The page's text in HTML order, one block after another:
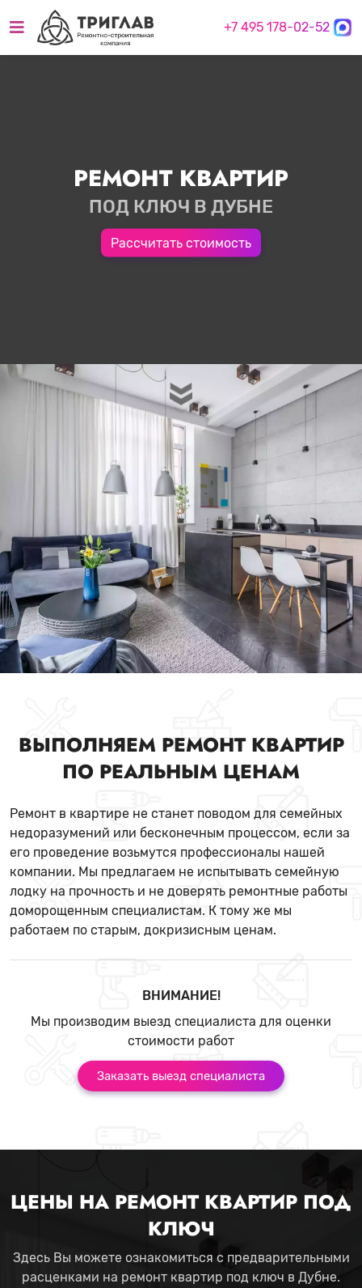
+7 495 178-02-52
РЕМОНТ КВАРТИР
ПОД КЛЮЧ В ДУБНЕ
Рассчитать стоимость
ВЫПОЛНЯЕМ РЕМОНТ КВАРТИР
ПО РЕАЛЬНЫМ ЦЕНАМ
Ремонт в квартире не станет поводом для семейных
недоразумений или бесконечным процессом, если за
его проведение возьмутся профессионалы нашей
компании. Мы предлагаем не испытывать семейную
лодку на прочность и не доверять ремонтные работы
доморощенным специалистам. К тому же мы
работаем по старым, докризисным ценам.
ВНИМАНИЕ!
Мы производим выезд специалиста для оценки
стоимости работ
Заказать выезд специалиста
ЦЕНЫ НА РЕМОНТ КВАРТИР ПОД
КЛЮЧ
Здесь Вы можете ознакомиться с предварительными
расценками на ремонт квартир под ключ в Дубне.